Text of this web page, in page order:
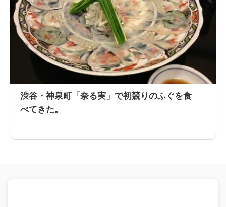
渋谷・神泉町「奈る実」で初競りのふぐを食
べてきた。